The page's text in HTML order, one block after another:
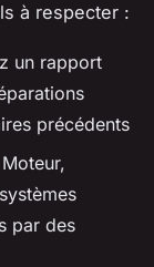
à respecter :
un rapport
précédents
par des